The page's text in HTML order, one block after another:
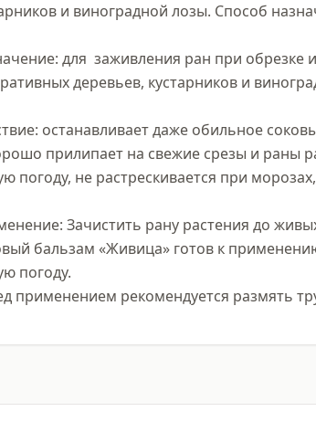
и виноградной лозы. Способ
для  заживления ран при
деревьев, кустарников и
останавливает даже обильное
прилипает на свежие срезы и раны
погоду, не растрескивается при
Зачистить рану растения до
бальзам «Живица» готов к
погоду.
применением рекомендуется размять